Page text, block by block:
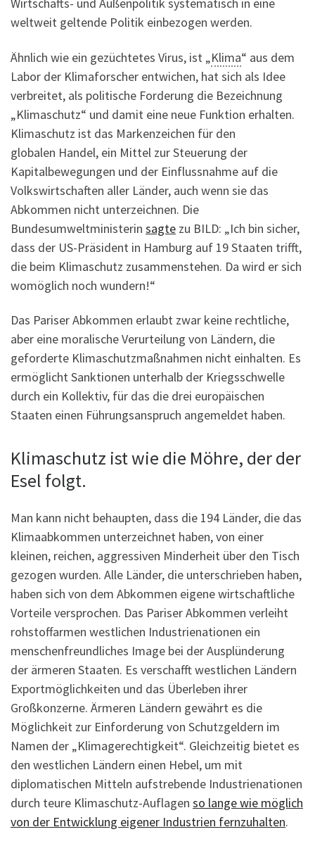
weltweit geltende Politik einbezogen werden.
Ähnlich wie ein gezüchtetes Virus, ist „Klima“ aus dem
Labor der Klimaforscher entwichen, hat sich als Idee
verbreitet, als politische Forderung die Bezeichnung
„Klimaschutz“ und damit eine neue Funktion erhalten.
Klimaschutz ist das Markenzeichen für den
globalen Handel, ein Mittel zur Steuerung der
Kapitalbewegungen und der Einflussnahme auf die
Volkswirtschaften aller Länder, auch wenn sie das
Abkommen nicht unterzeichnen. Die
Bundesumweltministerin sagte zu BILD: „Ich bin sicher,
dass der US-Präsident in Hamburg auf 19 Staaten trifft,
die beim Klimaschutz zusammenstehen. Da wird er sich
womöglich noch wundern!“
Das Pariser Abkommen erlaubt zwar keine rechtliche,
aber eine moralische Verurteilung von Ländern, die
geforderte Klimaschutzmaßnahmen nicht einhalten. Es
ermöglicht Sanktionen unterhalb der Kriegsschwelle
durch ein Kollektiv, für das die drei europäischen
Staaten einen Führungsanspruch angemeldet haben.
Klimaschutz ist wie die Möhre, der der
Esel folgt.
Man kann nicht behaupten, dass die 194 Länder, die das
Klimaabkommen unterzeichnet haben, von einer
kleinen, reichen, aggressiven Minderheit über den Tisch
gezogen wurden. Alle Länder, die unterschrieben haben,
haben sich von dem Abkommen eigene wirtschaftliche
Vorteile versprochen. Das Pariser Abkommen verleiht
rohstoffarmen westlichen Industrienationen ein
menschenfreundliches Image bei der Ausplünderung
der ärmeren Staaten. Es verschafft westlichen Ländern
Exportmöglichkeiten und das Überleben ihrer
Großkonzerne. Ärmeren Ländern gewährt es die
Möglichkeit zur Einforderung von Schutzgeldern im
Namen der „Klimagerechtigkeit“. Gleichzeitig bietet es
den westlichen Ländern einen Hebel, um mit
diplomatischen Mitteln aufstrebende Industrienationen
durch teure Klimaschutz-Auflagen so lange wie möglich
von der Entwicklung eigener Industrien fernzuhalten.